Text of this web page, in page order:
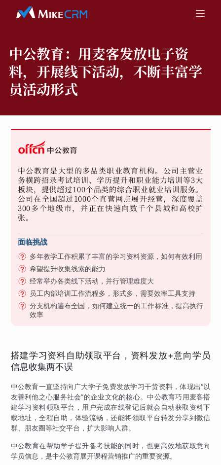
中公教育： 用麦客发放电子资
料，开展线下活动，不断丰富学
员活动形式
中公教育是大型的多品类职业教育机构。公司主营业
务横跨招录考试培训、学历提升和职业能力培训等3大
板块，提供超过100个品类的综合职业就业培训服务。
公司在全国超过1000个直营网点展开经营，深度覆盖
300多个地级市，并正在快速向数千个县城和高校扩
张。
面临挑战
多年教学工作积累了丰富的学习资料资源，如何有效利用
希望提升收集线索的能力
经常举办各类线下活动，并行管理难度大
员工内部培训工作流程多，形式多，需要效率工具支持
分支机构遍布全国，如何建立统一的工作标准，提高执行
效率
搭建学习资料自助领取平台，资料发放+意向学员
信息收集两不误
中公教育一直坚持向广大学子免费发放学习干货资料，体现出“以
友善利他之心服务社会”的企业文化的核心。中公教育巧用麦客搭
建学习资料领取平台，用户完成在线登记后就会自动获取资料下
载地址，全程自助，体验流畅，还能将领取平台转发分享到微信
群、朋友圈等社交平台，扩大影响人群。
中公教育在帮助学子提升备考技能的同时，也更高效地获取意向
学员信息，是中公教育展开课程营销推广的重要资源。